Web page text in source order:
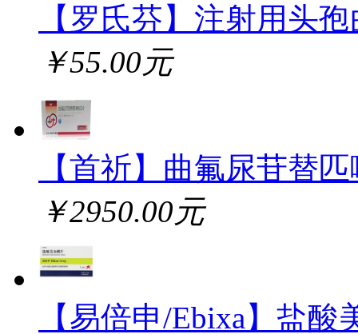
【罗氏芬】注射用头
￥55.00元
【首祈】曲氟尿苷替
￥2950.00元
【易倍申/Ebixa】盐酸